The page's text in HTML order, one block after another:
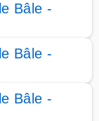
Bâle -
Bâle -
Bâle -